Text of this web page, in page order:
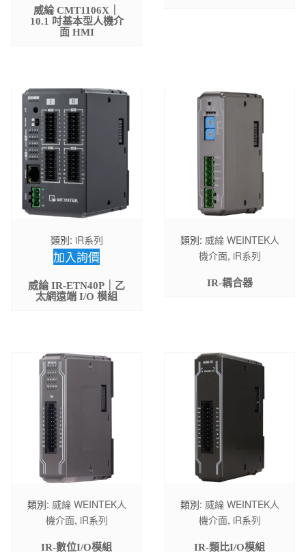
威綸 CMT1106X｜
10.1 吋基本型人機介
面 HMI
類別: iR系列
加入詢價
威綸 IR-ETN40P｜乙
太網遠端 I/O 模組
類別: 威綸 WEINTEK人
機介面, iR系列
IR-耦合器
類別: 威綸 WEINTEK人
機介面, iR系列
IR-數位I/O模組
類別: 威綸 WEINTEK人
機介面, iR系列
IR-類比I/O模組